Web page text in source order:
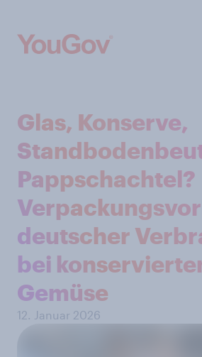
Glas, Konserve,
Pappschachtel?
deutscher
bei
Gemüse
12. Januar 2026